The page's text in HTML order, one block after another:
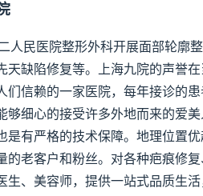
人民医院整形外科开展面部轮廓
缺陷修复等。上海九院的声誉
们信赖的一家医院，每年接诊的
够细心的接受许多外地而来的爱
是有严格的技术保障。地理位置
的老客户和粉丝。对各种疤痕修
生、美容师，提供一站式品质生